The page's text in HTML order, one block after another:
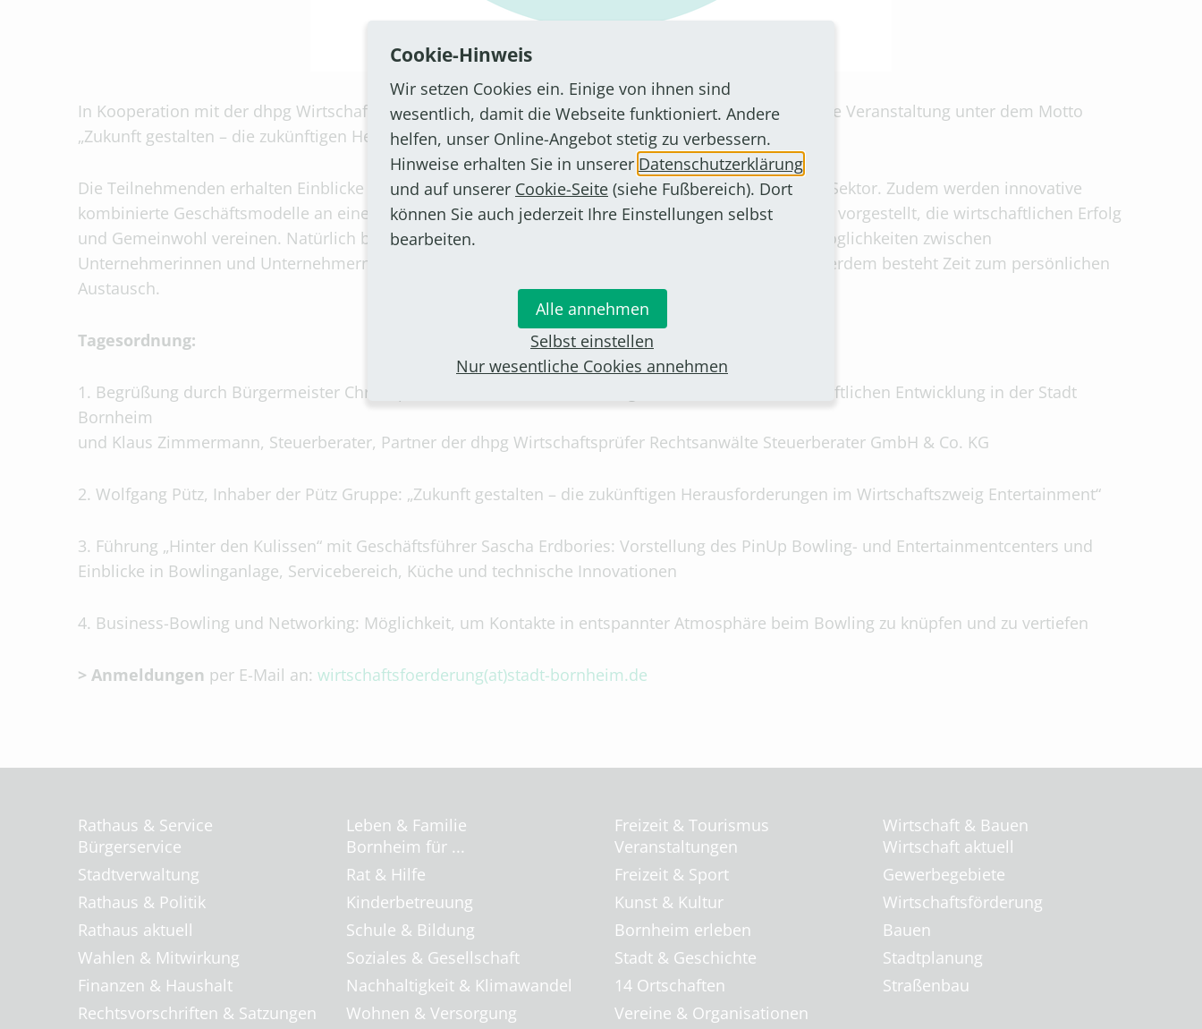
In Kooperation mit der dhpg Wirtschaftsprüfer Rechtsanwälte Steuerberater GmbH & Co. KG steht die Veranstaltung unter dem Motto
„Zukunft gestalten – die zukünftigen Herausforderungen im Wirtschaftszweig Entertainment“.
Die Teilnehmenden erhalten Einblicke in die neuesten Entwicklungen und Trends im Entertainment-Sektor. Zudem werden innovative
kombinierte Geschäftsmodelle an einem Standort vorgestellt. Darüber hinaus werden Möglichkeiten vorgestellt, die wirtschaftlichen Erfolg
und Gemeinwohl vereinen. Natürlich bieten die Wirtschaftsgespräche auch intensive Networking-Möglichkeiten zwischen
Unternehmerinnen und Unternehmern sowie Vertreterinnen und Vertreter der Stadt Bornheim. Außerdem besteht Zeit zum persönlichen
Austausch.
Tagesordnung:
1. Begrüßung durch Bürgermeister Christoph Becker: Aktuelle Entwicklungen und Daten zur wirtschaftlichen Entwicklung in der Stadt
Bornheim
und Klaus Zimmermann, Steuerberater, Partner der dhpg Wirtschaftsprüfer Rechtsanwälte Steuerberater GmbH & Co. KG
2. Wolfgang Pütz, Inhaber der Pütz Gruppe: „Zukunft gestalten – die zukünftigen Herausforderungen im Wirtschaftszweig Entertainment“
3. Führung „Hinter den Kulissen“ mit Geschäftsführer Sascha Erdbories: Vorstellung des PinUp Bowling- und Entertainmentcenters und
Einblicke in Bowlinganlage, Servicebereich, Küche und technische Innovationen
4. Business-Bowling und Networking: Möglichkeit, um Kontakte in entspannter Atmosphäre beim Bowling zu knüpfen und zu vertiefen
> Anmeldungen per E-Mail an: wirtschaftsfoerderung(at)stadt-bornheim.de
Rathaus & Service
Bürgerservice
Stadtverwaltung
Rathaus & Politik
Rathaus aktuell
Wahlen & Mitwirkung
Finanzen & Haushalt
Rechtsvorschriften & Satzungen
Leben & Familie
Bornheim für ...
Rat & Hilfe
Kinderbetreuung
Schule & Bildung
Soziales & Gesellschaft
Nachhaltigkeit & Klimawandel
Wohnen & Versorgung
Freizeit & Tourismus
Veranstaltungen
Freizeit & Sport
Kunst & Kultur
Bornheim erleben
Stadt & Geschichte
14 Ortschaften
Vereine & Organisationen
Wirtschaft & Bauen
Wirtschaft aktuell
Gewerbegebiete
Wirtschaftsförderung
Bauen
Stadtplanung
Straßenbau
Cookie-Hinweis
Wir setzen Cookies ein. Einige von ihnen sind
wesentlich, damit die Webseite funktioniert. Andere
helfen, unser Online-Angebot stetig zu verbessern.
Hinweise erhalten Sie in unserer Datenschutzerklärung
und auf unserer Cookie-Seite (siehe Fußbereich). Dort
können Sie auch jederzeit Ihre Einstellungen selbst
bearbeiten.
Alle annehmen
Selbst einstellen
Nur wesentliche Cookies annehmen